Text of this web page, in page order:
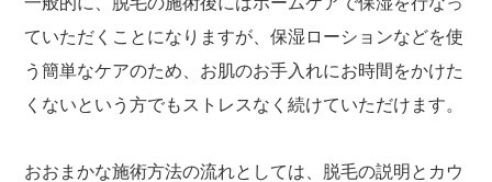
ていただくことになりますが、保湿ローションなどを使
う簡単なケアのため、お肌のお手入れにお時間をかけた
くないという方でもストレスなく続けていただけます。
おおまかな施術方法の流れとしては、脱毛の説明とカウ